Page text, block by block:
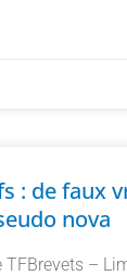
: de faux
nova
TFBrevets –